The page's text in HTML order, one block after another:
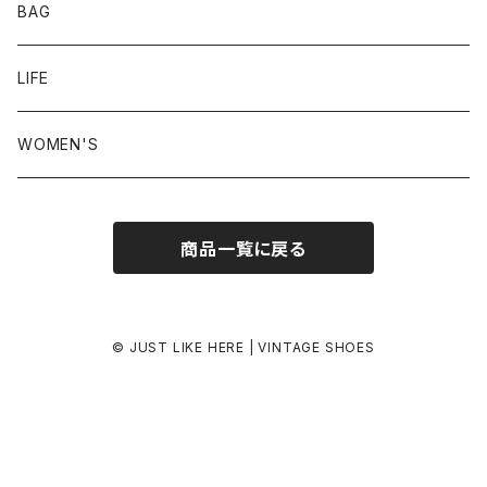
24.0-24.5 cm
24.5-25.0 cm
25.0-25.5 cm
26.0-26.5 cm
26.5-27.0 cm
BAG
LIFE
WOMEN'S
商品一覧に戻る
© JUST LIKE HERE | VINTAGE SHOES